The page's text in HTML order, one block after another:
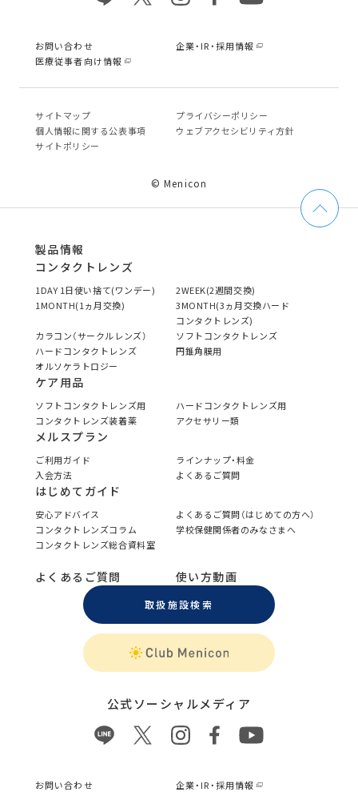
お問い合わせ
企業・IR・採用情報
医療従事者向け情報
サイトマップ
プライバシーポリシー
個⼈情報に関する公表事項
ウェブアクセシビリティ方針
サイトポリシー
© Menicon
製品情報
コンタクトレンズ
1DAY 1日使い捨て(ワンデー)
2WEEK(2週間交換)
1MONTH(1ヵ月交換)
3MONTH(3ヵ月交換ハード
コンタクトレンズ)
カラコン（サークルレンズ）
ソフトコンタクトレンズ
ハードコンタクトレンズ
円錐角膜用
オルソケラトロジー
ケア用品
ソフトコンタクトレンズ用
ハードコンタクトレンズ用
コンタクトレンズ装着薬
アクセサリー類
メルスプラン
ご利用ガイド
ラインナップ・料金
入会方法
よくあるご質問
はじめてガイド
安心アドバイス
よくあるご質問（はじめての方へ）
コンタクトレンズコラム
学校保健関係者のみなさまへ
コンタクトレンズ総合資料室
よくあるご質問 使い方動画
取扱施設検索
公式ソーシャルメディア
お問い合わせ 企業・IR・採用情報